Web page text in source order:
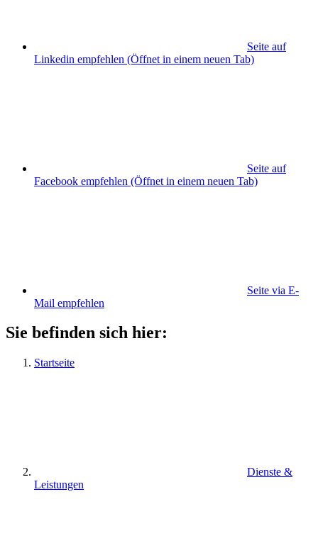
Seite auf
Linkedin empfehlen (Öffnet in einem neuen Tab)
Seite auf
Facebook empfehlen (Öffnet in einem neuen Tab)
Seite via E-
Mail empfehlen
Sie befinden sich hier:
Startseite
Dienste &
Leistungen